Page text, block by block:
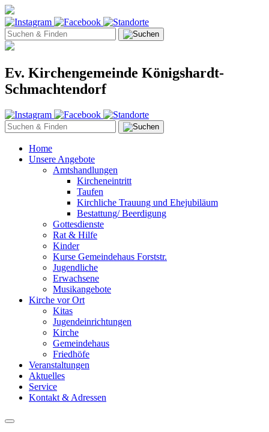
Ev. Kirchengemeinde Königshardt-
Schmachtendorf
Home
Unsere Angebote
Amtshandlungen
Kircheneintritt
Taufen
Kirchliche Trauung und Ehejubiläum
Bestattung/ Beerdigung
Gottesdienste
Rat & Hilfe
Kinder
Kurse Gemeindehaus Forststr.
Jugendliche
Erwachsene
Musikangebote
Kirche vor Ort
Kitas
Jugendeinrichtungen
Kirche
Gemeindehaus
Friedhöfe
Veranstaltungen
Aktuelles
Service
Kontakt & Adressen